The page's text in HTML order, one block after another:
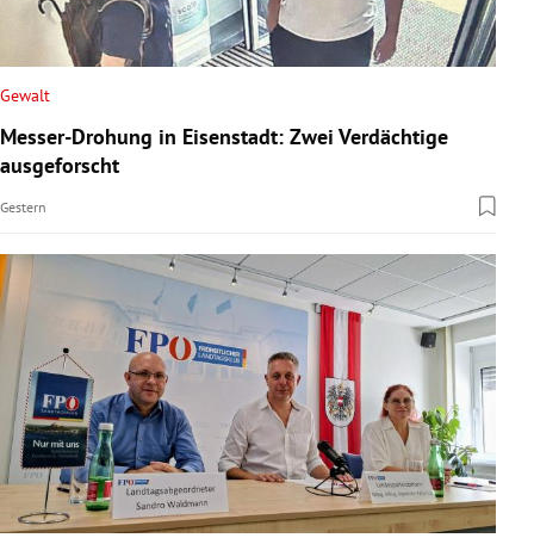
Gewalt
Messer-Drohung in Eisenstadt: Zwei Verdächtige
ausgeforscht
Gestern